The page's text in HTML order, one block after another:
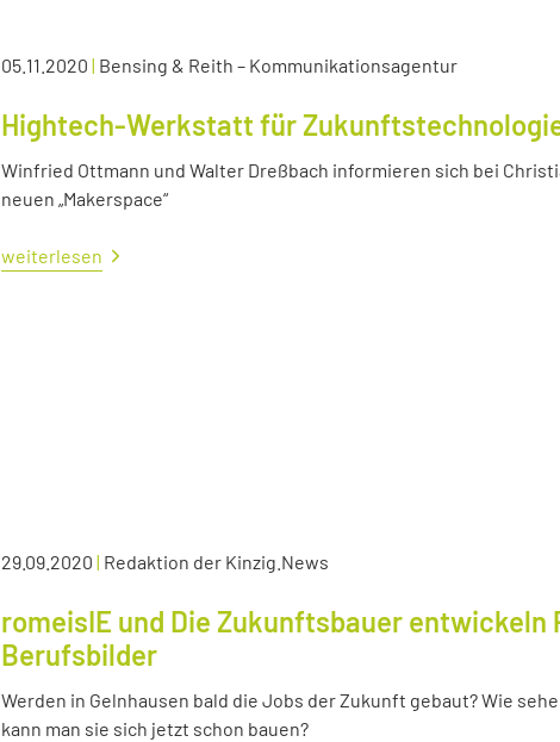
05.11.2020 | Bensing & Reith – Kommunikationsagentur
Hightech-Werkstatt für
Winfried Ottmann und Walter Dreßbach informieren sich bei
neuen „Makerspace“
weiterlesen
29.09.2020 | Redaktion der Kinzig.News
romeisIE und Die Zukunftsbauer entwickeln
Berufsbilder
Werden in Gelnhausen bald die Jobs der Zukunft gebaut? Wie
kann man sie sich jetzt schon bauen?